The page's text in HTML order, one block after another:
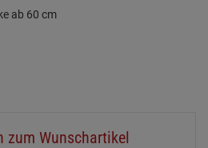
ab 60 cm
zum Wunschartikel